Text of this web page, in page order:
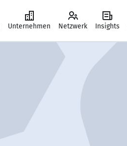
Unternehmen Netzwerk Insights